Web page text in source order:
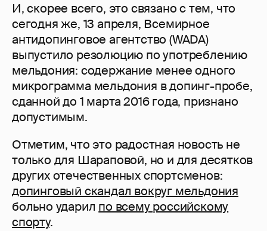
И, скорее всего, это связано с тем, что
сегодня же, 13 апреля, Всемирное
антидопинговое агентство (WADA)
выпустило резолюцию по употреблению
мельдония: содержание менее одного
микрограмма мельдония в допинг-пробе,
сданной до 1 марта 2016 года, признано
допустимым.
Отметим, что это радостная новость не
только для Шараповой, но и для десятков
других отечественных спортсменов:
допинговый скандал вокруг мельдония
больно ударил по всему российскому
спорту.